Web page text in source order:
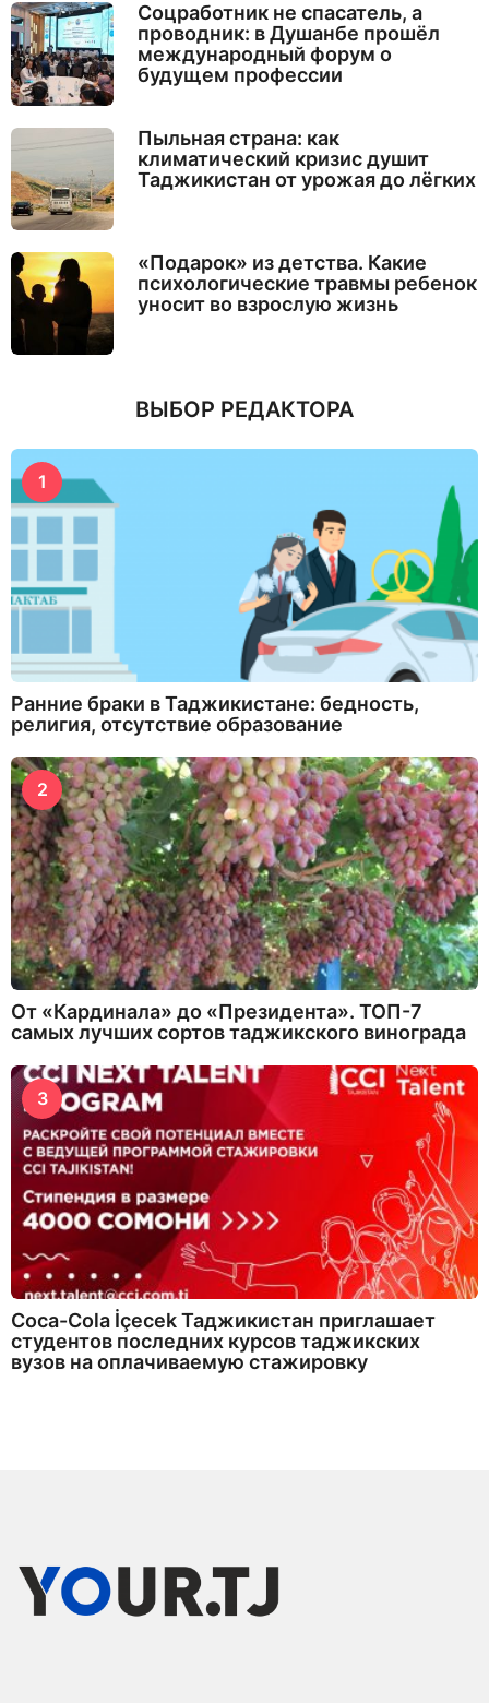
Соцработник не спасатель, а
проводник: в Душанбе прошёл
международный форум о
будущем профессии
Пыльная страна: как
климатический кризис душит
Таджикистан от урожая до лёгких
«Подарок» из детства. Какие
психологические травмы ребенок
уносит во взрослую жизнь
ВЫБОР РЕДАКТОРА
1
Ранние браки в Таджикистане: бедность,
религия, отсутствие образование
2
От «Кардинала» до «Президента». ТОП-7
самых лучших сортов таджикского винограда
3
Coca-Cola İçecek Таджикистан приглашает
студентов последних курсов таджикских
вузов на оплачиваемую стажировку